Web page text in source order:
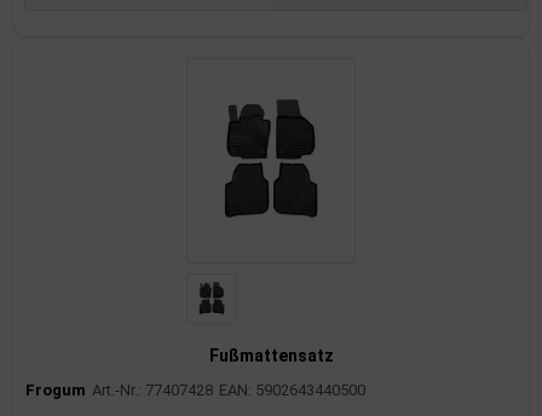
Fußmattensatz
Frogum Art.-Nr.: 77407428 EAN: 5902643440500